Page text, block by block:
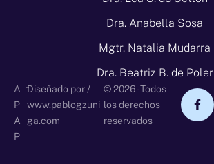
Dra. Anabella Sosa
Mgtr. Natalia Mudarra
Dra. Beatriz B. de Poler
A
P
A
P
-Diseñado por /
www.pablogzuni
ga.com
© 2026 - Todos
los derechos
reservados